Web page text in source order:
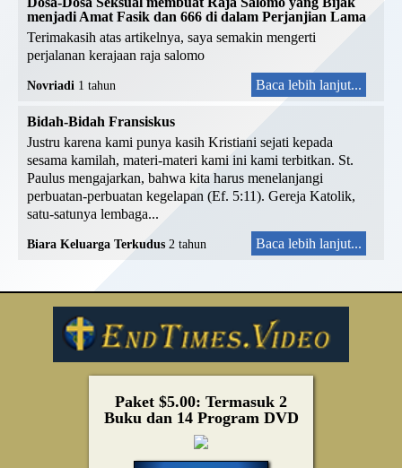
menjadi Amat Fasik dan 666 di dalam Perjanjian Lama
Terimakasih atas artikelnya, saya semakin mengerti
perjalanan kerajaan raja salomo
Novriadi 1 tahun Baca lebih lanjut...
Bidah-Bidah Fransiskus
Justru karena kami punya kasih Kristiani sejati kepada
sesama kamilah, materi-materi kami ini kami terbitkan. St.
Paulus mengajarkan, bahwa kita harus menelanjangi
perbuatan-perbuatan kegelapan (Ef. 5:11). Gereja Katolik,
satu-satunya lembaga...
Biara Keluarga Terkudus 2 tahun Baca lebih lanjut...
Paket $5.00: Termasuk 2
Buku dan 14 Program DVD